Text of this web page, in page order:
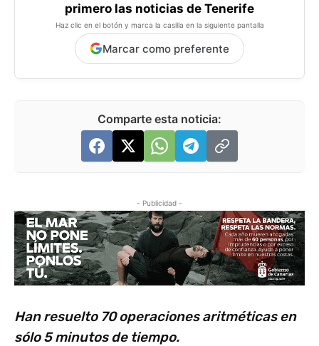
primero las noticias de Tenerife
Haz clic en el botón y marca la casilla en la siguiente pantalla
Marcar como preferente
Comparte esta noticia:
- Publicidad -
Han resuelto 70 operaciones aritméticas en
sólo 5 minutos de tiempo.